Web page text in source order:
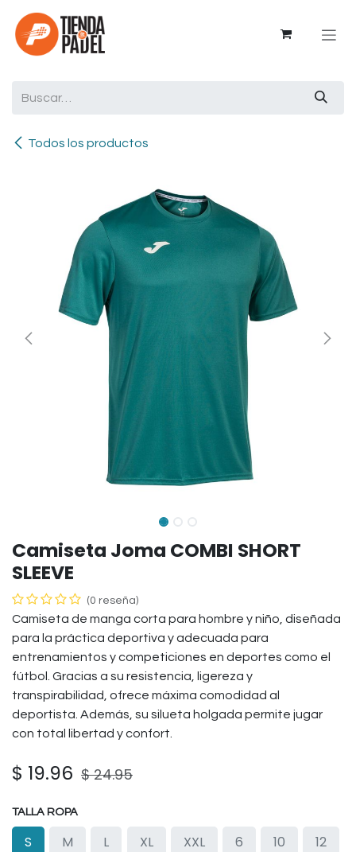
Ir al contenido
Todos los productos
Camiseta Joma COMBI SHORT
SLEEVE
(0 reseña)
Camiseta de manga corta para hombre y niño, diseñada
para la práctica deportiva y adecuada para
entrenamientos y competiciones en deportes como el
fútbol. Gracias a su resistencia, ligereza y
transpirabilidad, ofrece máxima comodidad al
deportista. Además, su silueta holgada permite jugar
con total libertad y confort.
$ 19.96 $24.95
TALLA ROPA
S M L XL XXL 6 10
12